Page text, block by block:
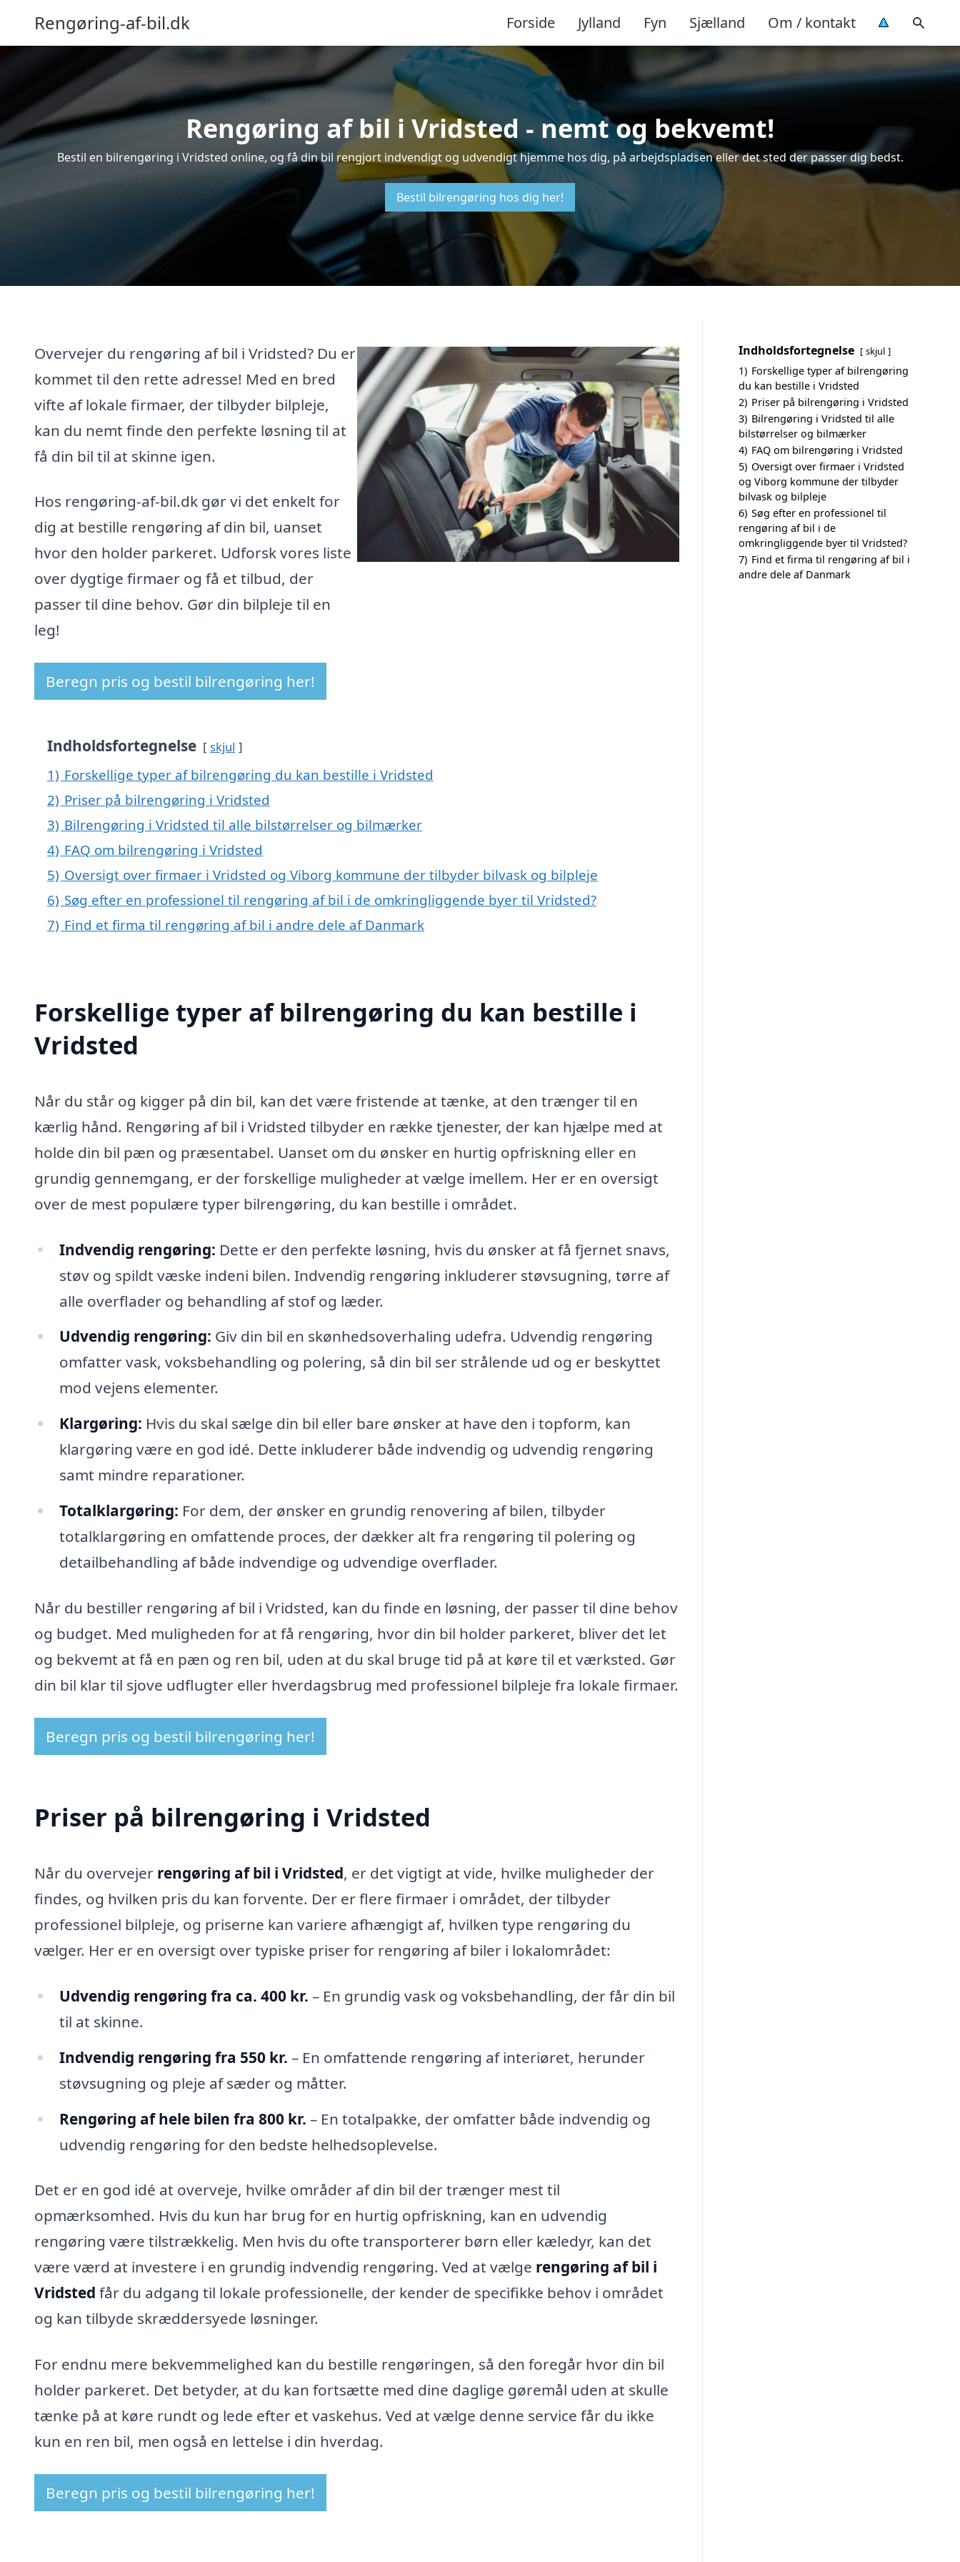
Rengøring-af-bil.dk Forside Jylland Fyn Sjælland Om / kontakt
Rengøring af bil i Vridsted - nemt og bekvemt!
Bestil en bilrengøring i Vridsted online, og få din bil rengjort indvendigt og udvendigt hjemme hos dig, på arbejdspladsen eller det sted der passer dig bedst.
Bestil bilrengøring hos dig her!
Overvejer du rengøring af bil i Vridsted? Du er
kommet til den rette adresse! Med en bred
vifte af lokale firmaer, der tilbyder bilpleje,
kan du nemt finde den perfekte løsning til at
få din bil til at skinne igen.
Hos rengøring-af-bil.dk gør vi det enkelt for
dig at bestille rengøring af din bil, uanset
hvor den holder parkeret. Udforsk vores liste
over dygtige firmaer og få et tilbud, der
passer til dine behov. Gør din bilpleje til en
leg!
Beregn pris og bestil bilrengøring her!
Indholdsfortegnelse skjul
1) Forskellige typer af bilrengøring du kan bestille i Vridsted
2) Priser på bilrengøring i Vridsted
3) Bilrengøring i Vridsted til alle bilstørrelser og bilmærker
4) FAQ om bilrengøring i Vridsted
5) Oversigt over firmaer i Vridsted og Viborg kommune der tilbyder bilvask og bilpleje
6) Søg efter en professionel til rengøring af bil i de omkringliggende byer til Vridsted?
7) Find et firma til rengøring af bil i andre dele af Danmark
Forskellige typer af bilrengøring du kan bestille i
Vridsted
Når du står og kigger på din bil, kan det være fristende at tænke, at den trænger til en
kærlig hånd. Rengøring af bil i Vridsted tilbyder en række tjenester, der kan hjælpe med at
holde din bil pæn og præsentabel. Uanset om du ønsker en hurtig opfriskning eller en
grundig gennemgang, er der forskellige muligheder at vælge imellem. Her er en oversigt
over de mest populære typer bilrengøring, du kan bestille i området.
Indvendig rengøring: Dette er den perfekte løsning, hvis du ønsker at få fjernet snavs,
støv og spildt væske indeni bilen. Indvendig rengøring inkluderer støvsugning, tørre af
alle overflader og behandling af stof og læder.
Udvendig rengøring: Giv din bil en skønhedsoverhaling udefra. Udvendig rengøring
omfatter vask, voksbehandling og polering, så din bil ser strålende ud og er beskyttet
mod vejens elementer.
Klargøring: Hvis du skal sælge din bil eller bare ønsker at have den i topform, kan
klargøring være en god idé. Dette inkluderer både indvendig og udvendig rengøring
samt mindre reparationer.
Totalklargøring: For dem, der ønsker en grundig renovering af bilen, tilbyder
totalklargøring en omfattende proces, der dækker alt fra rengøring til polering og
detailbehandling af både indvendige og udvendige overflader.
Når du bestiller rengøring af bil i Vridsted, kan du finde en løsning, der passer til dine behov
og budget. Med muligheden for at få rengøring, hvor din bil holder parkeret, bliver det let
og bekvemt at få en pæn og ren bil, uden at du skal bruge tid på at køre til et værksted. Gør
din bil klar til sjove udflugter eller hverdagsbrug med professionel bilpleje fra lokale firmaer.
Beregn pris og bestil bilrengøring her!
Priser på bilrengøring i Vridsted
Når du overvejer rengøring af bil i Vridsted, er det vigtigt at vide, hvilke muligheder der
findes, og hvilken pris du kan forvente. Der er flere firmaer i området, der tilbyder
professionel bilpleje, og priserne kan variere afhængigt af, hvilken type rengøring du
vælger. Her er en oversigt over typiske priser for rengøring af biler i lokalområdet:
Udvendig rengøring fra ca. 400 kr. – En grundig vask og voksbehandling, der får din bil
til at skinne.
Indvendig rengøring fra 550 kr. – En omfattende rengøring af interiøret, herunder
støvsugning og pleje af sæder og måtter.
Rengøring af hele bilen fra 800 kr. – En totalpakke, der omfatter både indvendig og
udvendig rengøring for den bedste helhedsoplevelse.
Det er en god idé at overveje, hvilke områder af din bil der trænger mest til
opmærksomhed. Hvis du kun har brug for en hurtig opfriskning, kan en udvendig
rengøring være tilstrækkelig. Men hvis du ofte transporterer børn eller kæledyr, kan det
være værd at investere i en grundig indvendig rengøring. Ved at vælge rengøring af bil i
Vridsted får du adgang til lokale professionelle, der kender de specifikke behov i området
og kan tilbyde skræddersyede løsninger.
For endnu mere bekvemmelighed kan du bestille rengøringen, så den foregår hvor din bil
holder parkeret. Det betyder, at du kan fortsætte med dine daglige gøremål uden at skulle
tænke på at køre rundt og lede efter et vaskehus. Ved at vælge denne service får du ikke
kun en ren bil, men også en lettelse i din hverdag.
Beregn pris og bestil bilrengøring her!
Indholdsfortegnelse skjul
1) Forskellige typer af bilrengøring
du kan bestille i Vridsted
2) Priser på bilrengøring i Vridsted
3) Bilrengøring i Vridsted til alle
bilstørrelser og bilmærker
4) FAQ om bilrengøring i Vridsted
5) Oversigt over firmaer i Vridsted
og Viborg kommune der tilbyder
bilvask og bilpleje
6) Søg efter en professionel til
rengøring af bil i de
omkringliggende byer til Vridsted?
7) Find et firma til rengøring af bil i
andre dele af Danmark